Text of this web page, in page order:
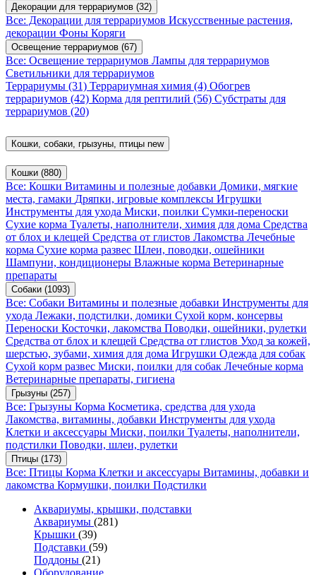
Декорации для террариумов (32)
Все: Декорации для террариумов Искусственные растения,
декорации Фоны Коряги
Освещение террариумов (67)
Все: Освещение террариумов Лампы для террариумов
Светильники для террариумов
Террариумы (31) Террариумная химия (4) Обогрев
террариумов (42) Корма для рептилий (56) Субстраты для
террариумов (20)
Кошки, собаки, грызуны, птицы new
Кошки (880)
Все: Кошки Витамины и полезные добавки Домики, мягкие
места, гамаки Дряпки, игровые комплексы Игрушки
Инструменты для ухода Миски, поилки Сумки-переноски
Сухие корма Туалеты, наполнители, химия для дома Средства
от блох и клещей Средства от глистов Лакомства Лечебные
корма Сухие корма развес Шлеи, поводки, ошейники
Шампуни, кондиционеры Влажные корма Ветеринарные
препараты
Собаки (1093)
Все: Собаки Витамины и полезные добавки Инструменты для
ухода Лежаки, подстилки, домики Сухой корм, консервы
Переноски Косточки, лакомства Поводки, ошейники, рулетки
Средства от блох и клещей Средства от глистов Уход за кожей,
шерстью, зубами, химия для дома Игрушки Одежда для собак
Сухой корм развес Миски, поилки для собак Лечебные корма
Ветеринарные препараты, гигиена
Грызуны (257)
Все: Грызуны Корма Косметика, средства для ухода
Лакомства, витамины, добавки Инструменты для ухода
Клетки и аксессуары Миски, поилки Туалеты, наполнители,
подстилки Поводки, шлеи, рулетки
Птицы (173)
Все: Птицы Корма Клетки и аксессуары Витамины, добавки и
лакомства Кормушки, поилки Подстилки
Аквариумы, крышки, подставки
Аквариумы (281)
Крышки (39)
Подставки (59)
Поддоны (21)
Оборудование